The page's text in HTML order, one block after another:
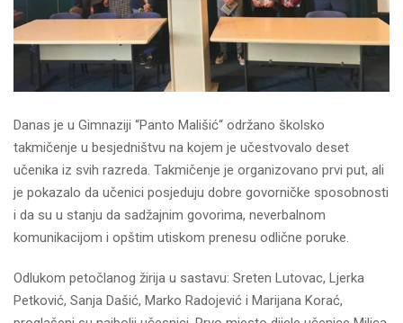
Danas je u Gimnaziji “Panto Mališić“ održano školsko
takmičenje u besjedništvu na kojem je učestvovalo deset
učenika iz svih razreda. Takmičenje je organizovano prvi put, ali
je pokazalo da učenici posjeduju dobre govorničke sposobnosti
i da su u stanju da sadžajnim govorima, neverbalnom
komunikacijom i opštim utiskom prenesu odlične poruke.
Odlukom petočlanog žirija u sastavu: Sreten Lutovac, Ljerka
Petković, Sanja Dašić, Marko Radojević i Marijana Korać,